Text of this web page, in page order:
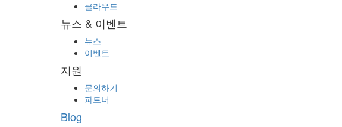
클라우드
뉴스 & 이벤트
뉴스
이벤트
지원
문의하기
파트너
Blog